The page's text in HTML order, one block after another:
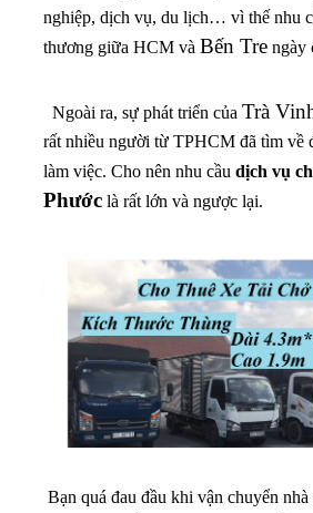
nghiệp, dịch vụ, du lịch… vì thế nhu
thương giữa HCM và Bến Tre ngày
Ngoài ra, sự phát triển của Trà
rất nhiều người từ TPHCM đã tìm về
làm việc. Cho nên nhu cầu dịch vụ
Phước là rất lớn và ngược lại.
Bạn quá đau đầu khi vận chuyển